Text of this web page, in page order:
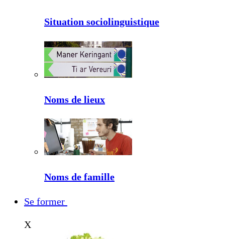
Situation sociolinguistique
Noms de lieux
Noms de famille
Se former
X